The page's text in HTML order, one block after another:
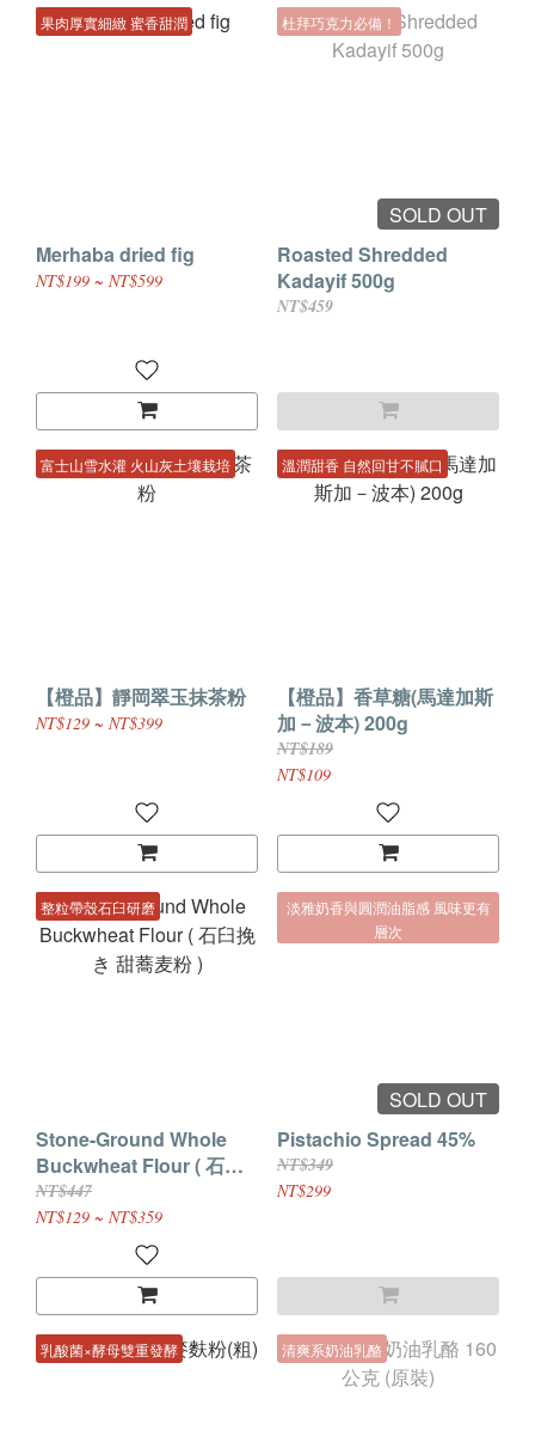
果肉厚實細緻 蜜香甜潤
Merhaba dried fig
NT$199 ~ NT$599
杜拜巧克力必備！
SOLD OUT
Roasted Shredded
Kadayif 500g
NT$459
富士山雪水灌 火山灰土壤栽培
【橙品】靜岡翠玉抹茶粉
NT$129 ~ NT$399
溫潤甜香 自然回甘不膩口
【橙品】香草糖(馬達加斯
加－波本) 200g
NT$189
NT$109
整粒帶殼石臼研磨
Stone-Ground Whole
Buckwheat Flour ( 石臼
挽き 甜蕎麦粉 )
NT$447
NT$129 ~ NT$359
淡雅奶香與圓潤油脂感 風味更有
層次
SOLD OUT
Pistachio Spread 45%
NT$349
NT$299
乳酸菌×酵母雙重發酵 清爽系奶油乳酪